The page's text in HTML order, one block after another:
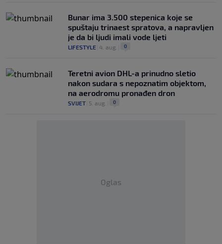
Bunar imа 3.500 stepenica koje se
spuštaju trinaest spratova, a napravljen
je da bi ljudi imali vode ljeti
LIFESTYLE 4. aug. 0
Teretni avion DHL-a prinudno sletio
nakon sudara s nepoznatim objektom,
na aerodromu pronađen dron
SVIJET 5. aug. 0
Oglas